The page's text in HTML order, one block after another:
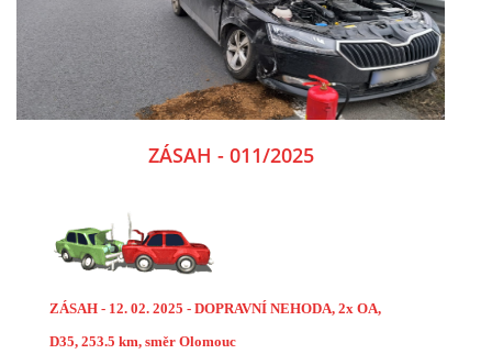
ZÁSAH - 011/2025
ZÁSAH - 12. 02. 2025 - DOPRAVNÍ NEHODA, 2x OA,
D35, 253.5 km, směr Olomouc